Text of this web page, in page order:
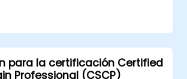
para la certificación Certified
Professional (CSCP)